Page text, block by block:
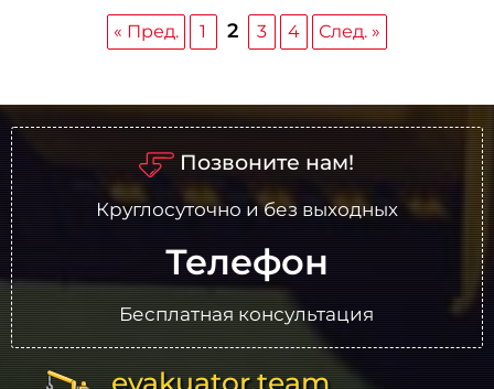
« Пред. 1 2 3 4 След. »
Позвоните нам!
Круглосуточно и без выходных
Телефон
Бесплатная консультация
evakuator.team